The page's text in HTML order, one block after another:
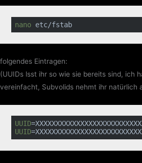
nano etc/fstab
folgendes Eintragen:
(UUIDs lsst ihr so wie sie bereits sind, ich
vereinfacht, Subvolids nehmt ihr natürlich
UUID
UUID